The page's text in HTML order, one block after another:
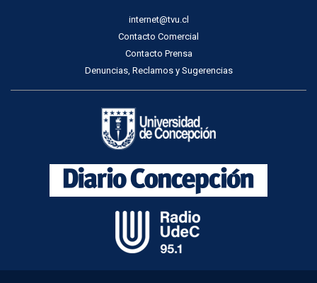
internet@tvu.cl
Contacto Comercial
Contacto Prensa
Denuncias, Reclamos y Sugerencias